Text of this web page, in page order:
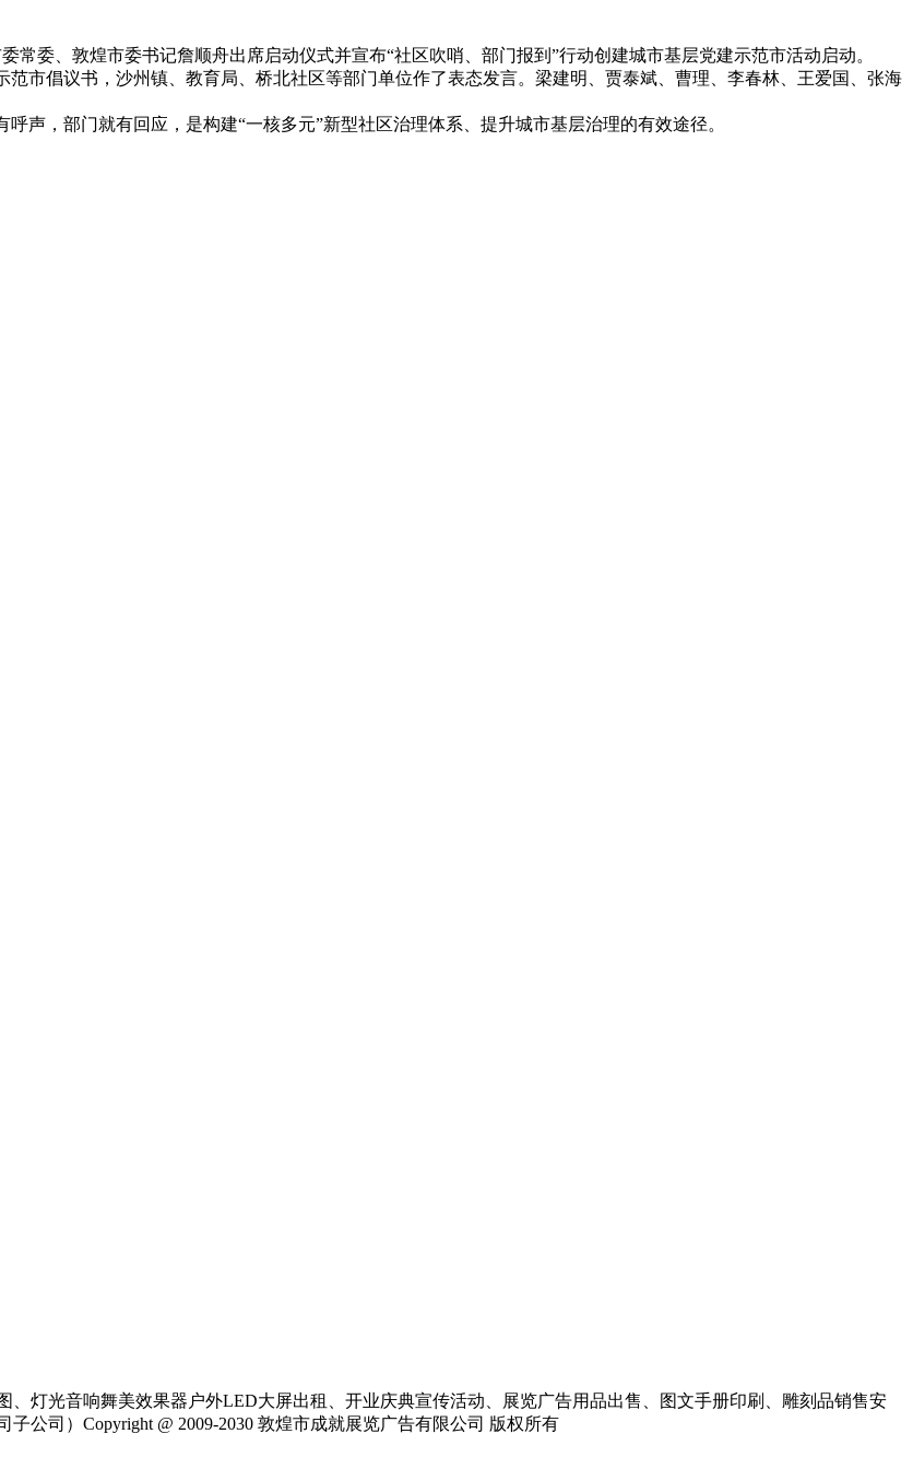
委、敦煌市委书记詹顺舟出席启动仪式并宣布“社区吹哨、部门报到”行动创建城市基层党建示范市活动启动。
市倡议书，沙州镇、教育局、桥北社区等部门单位作了表态发言。梁建明、贾泰斌、曹理、李春林、王爱国、张海
声，部门就有回应，是构建“一核多元”新型社区治理体系、提升城市基层治理的有效途径。
灯光音响舞美效果器户外LED大屏出租、开业庆典宣传活动、展览广告用品出售、图文手册印刷、雕刻品销售安
公司）Copyright @ 2009-2030 敦煌市成就展览广告有限公司 版权所有